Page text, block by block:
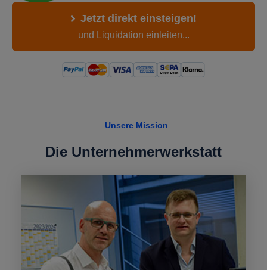
Jetzt direkt einsteigen!
und Liquidation einleiten...
Unsere Mission
Die Unternehmerwerkstatt